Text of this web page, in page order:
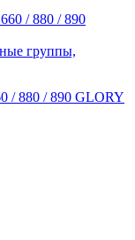
группы,
/ 880 / 890 GLORY